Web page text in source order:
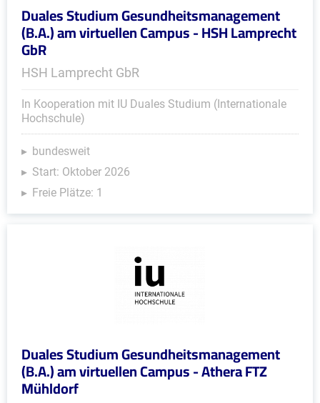
Duales Studium Gesundheitsmanagement
(B.A.) am virtuellen Campus - HSH Lamprecht
GbR
HSH Lamprecht GbR
In Kooperation mit IU Duales Studium (Internationale
Hochschule)
bundesweit
Start: Oktober 2026
Freie Plätze: 1
Duales Studium Gesundheitsmanagement
(B.A.) am virtuellen Campus - Athera FTZ
Mühldorf